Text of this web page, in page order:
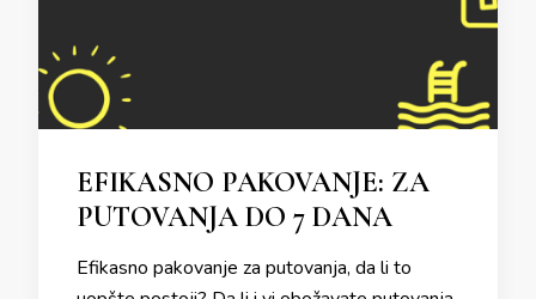
EFIKASNO PAKOVANJE: ZA
PUTOVANJA DO 7 DANA
Efikasno pakovanje za putovanja, da li to